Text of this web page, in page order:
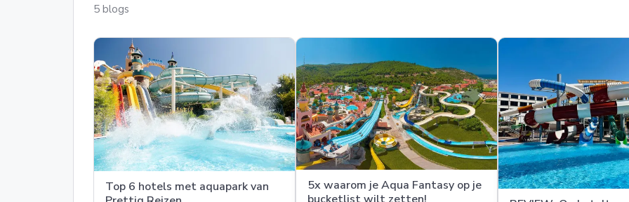
5 blogs
Top 6 hotels met aquapark van
5x waarom je Aqua Fantasy op je